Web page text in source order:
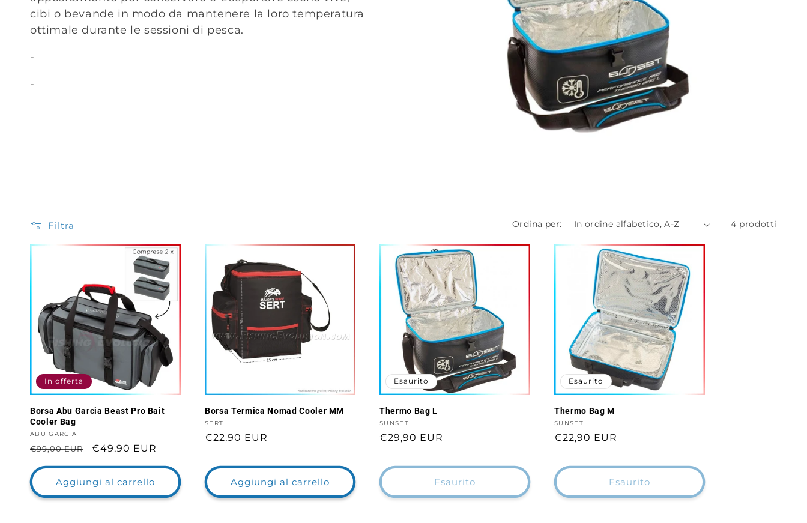
l
e
z
e
:
cibi o bevande in modo da mantenere la loro temperatura
ottimale durante le sessioni di pesca.
-
-
Filtra Ordina per: 4 prodotti
In offerta
Borsa Abu Garcia Beast Pro Bait
Cooler Bag
Fornitore:
ABU GARCIA
Prezzo
listino
€99,00 EUR
Prezzo
scontato
€49,90 EUR
Aggiungi al carrello
Borsa Termica Nomad Cooler MM
Fornitore:
SERT
Prezzo
listino
€22,90 EUR
Aggiungi al carrello
Esaurito
Thermo Bag L
Fornitore:
SUNSET
Prezzo
listino
€29,90 EUR
Esaurito
Esaurito
Thermo Bag M
Fornitore:
SUNSET
Prezzo
listino
€22,90 EUR
Esaurito